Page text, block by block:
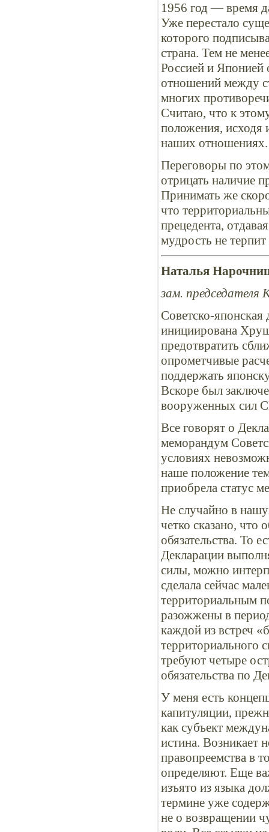
1956 год — время
Уже перестало
которого
страна. Тем не
Россией и Японией
отношений между
многих
Считаю, что к
положения, исходя
наших отношениях.
Переговоры по
отрицать наличие
Принимать же
что
прецедента,
мудрость не
Наталья
зам.
Советско-японская
инициирована
предотвратить
опрометчивые
поддержать
Вскоре был
вооруженных сил
Все говорят о
меморандум
условиях
наше положение
приобрела статус
Не случайно в
четко сказано,
обязательства. То
Декларации
силы, можно
сделала сейчас
территориальным
разожжены в
каждой из встреч
территориального
требуют четыре
обязательства по
У меня есть
капитуляции,
как субъект
истина. Возникает
правопреемства в
определяют. Еще
изъято из языка
термине уже
не о возвращении